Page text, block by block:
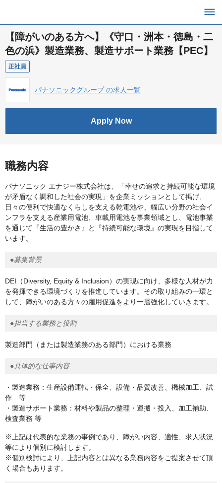
【障がいのある方へ】《守口・洲本・徳島・二
色の浜》製造業務、製造サポート業務【PEC】
正社員
パナソニックグループ の求人一覧
Apply Now
職務内容
パナソニック エナジー株式会社は、「幸せの追求と持続可能な環境
が矛盾なく調和した社会の実現」を企業ミッションとして掲げ、
日々の便利で快適なくらしを支える乾電池や、幅広い分野の社会イ
ンフラを支える産業用電池、車載用電池を事業領域とし、電池事業
を通じて『生活の豊かさ』と『持続可能な環境』の実現を目指して
います。
●募集背景
DEI（Diversity, Equity & Inclusion）の実現に向け、多様な人材が力
を発揮できる環境づくりを推進しています。その取り組みの一環と
して、障がいのある方々の雇用促進をより一層強化していきます。
●担当する業務と役割
製造部門（または製造業務のある部門）における業務
●具体的な仕事内容
・製造業務：生産設備運転・保全、設備・品質改善、機械加工、試
作 等
・製造サポート業務：材料や製品の整理・運搬・投入、加工補助、
検査業務 等
※上記は代表的な業務の事例であり、障がい内容、適性、求人状況
等により個別に検討します。
※個別検討により、上記内容とは異なる業務内容をご提案させて頂
く場合もあります。